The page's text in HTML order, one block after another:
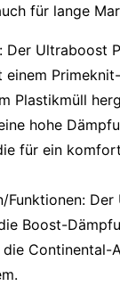
für lange
: Der Ultraboost
einem
Plastikmüll
hohe
für ein
Funktionen: Der
Boost-
die Continental-
.